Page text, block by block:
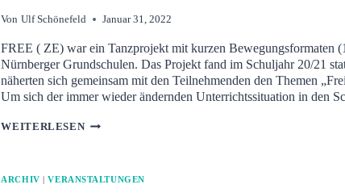
N
Von Ulf Schönefeld Januar 31, 2022
FREE ( ZE) war ein Tanzprojekt mit kurzen Bewegungsformaten
Nürnberger Grundschulen. Das Projekt fand im Schuljahr 20/21
näherten sich gemeinsam mit den Teilnehmenden den Themen
Um sich der immer wieder ändernden Unterrichtssituation in den
WEITERLESENFREE(ZE)
BEWEGUNGSPROJEKT
ARCHIV |VERANSTALTUNGEN